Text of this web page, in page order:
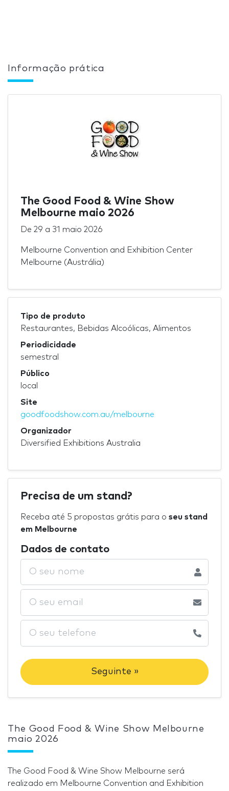
Informação prática
The Good Food & Wine Show
Melbourne maio 2026
De 29 a 31 maio 2026
Melbourne Convention and Exhibition Center
Melbourne (Austrália)
Tipo de produto
Restaurantes, Bebidas Alcoólicas, Alimentos
Periodicidade
semestral
Público
local
Site
goodfoodshow.com.au/melbourne
Organizador
Diversified Exhibitions Australia
Precisa de um stand?
Receba até 5 propostas grátis para o seu stand
em Melbourne
Dados de contato
Seguinte »
The Good Food & Wine Show Melbourne
maio 2026
The Good Food & Wine Show Melbourne será
realizado em Melbourne Convention and Exhibition